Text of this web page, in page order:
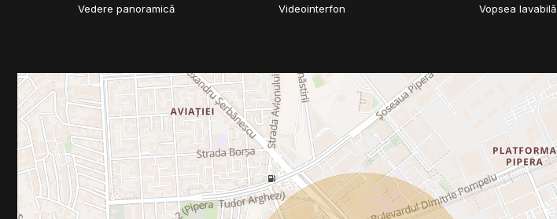
Vedere panoramică Videointerfon Vopsea lavabilă